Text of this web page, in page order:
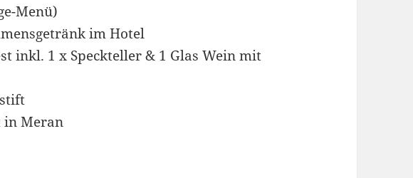
Menü)
im Hotel
inkl. 1 x Speckteller & 1 Glas Wein mit
in Meran